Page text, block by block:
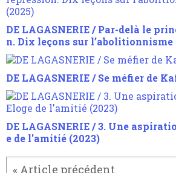
DE LAGASNERIE / Par-delà le
n. Dix leçons sur l’abolitionnisme
DE LAGASNERIE / Se méfier de
DE LAGASNERIE / 3. Une
e de l'amitié (2023)